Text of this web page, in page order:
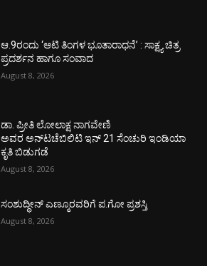
ಆ.9ರಂದು ‘ಆಟಿ ತಿಂಗಳ ಭೂತಾರಾಧನೆ’ : ಸಾಕ್ಷ್ಯ ಚಿತ್ರ
ಪ್ರದರ್ಶನ ಹಾಗೂ ಸಂವಾದ
August 8, 2026
ಡಾ. ಪ್ರೀತಿ ಲೋಲಾಕ್ಷ ನಾಗವೇಣಿ
ಅವರ ಅನ್‌ಟಚೆಬಿಲಿಟಿ ಇನ್ 21 ಸೆಂಚುರಿ ಇಂಡಿಯಾ
ಕೃತಿ ಬಿಡುಗಡೆ
August 8, 2026
ಸಂಶುದ್ಧೀನ್ ಎಣ್ಮೂರವರಿಗೆ ಪ.ಗೋ ಪ್ರಶಸ್ತಿ
August 8, 2026